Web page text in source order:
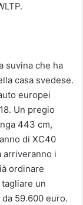
suvina che ha
casa svedese.
europei
Un pregio
443 cm,
di XC40
arriveranno i
ordinare
un
59.600 euro.